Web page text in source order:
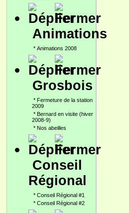
Animations
* Animations 2008
Grosbois
* Fermeture de la station
2009
* Bernard en visite (hiver
2008-9)
* Nos abeilles
Conseil
Régional
* Conseil Régional #1
* Conseil Régional #2